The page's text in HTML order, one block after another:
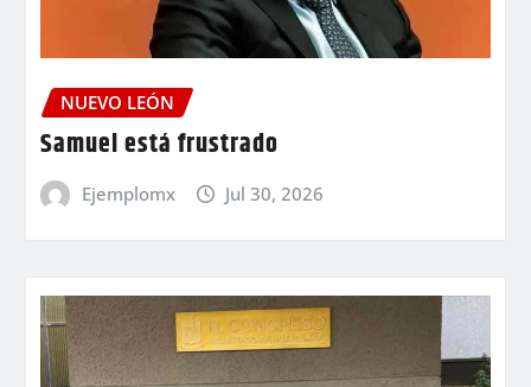
NUEVO LEÓN
Samuel está frustrado
Ejemplomx Jul 30, 2026